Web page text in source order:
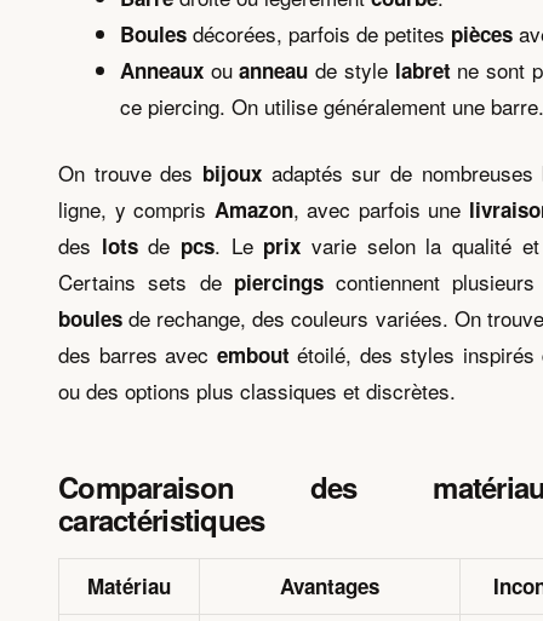
Boules décorées, parfois de petites pièces
Anneaux ouanneau de style labretne sont
ce piercing. On utilise généralement une barre.
On trouve des bijoux adaptés sur de nombreuses
ligne, y compris Amazon, avec parfois une
des lotsde pcs. Le prix varie selon la qualité
Certains sets de piercingscontiennent
boules de rechange, des couleurs variées. On
des barres avec emboutétoilé, des styles
ou des options plus classiques et discrètes.
Comparaison des
caractéristiques
Matériau Avantages